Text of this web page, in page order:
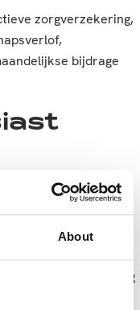
About
zorgverzekering,
bijdrage
achter op onze
met de sluiting
kan het even duren
na de
over het vervolg